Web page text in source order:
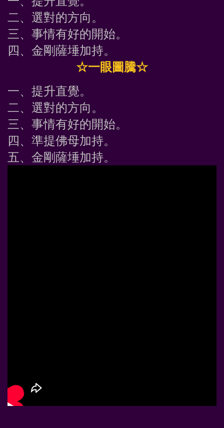
二、選對的方向。
三、事情有好的開始。
四、金剛薩埵加持。
☆一眼圖騰☆
一、提升直覺。
二、選對的方向。
三、事情有好的開始。
四、準提佛母加持。
五、金剛薩埵加持。